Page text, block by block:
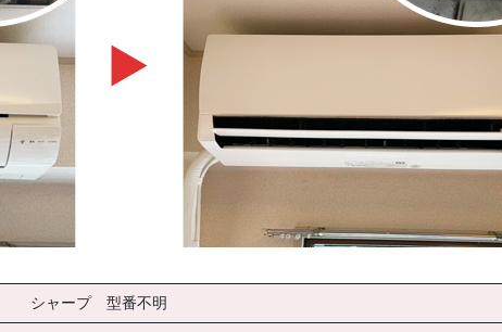
シャープ 型番不明